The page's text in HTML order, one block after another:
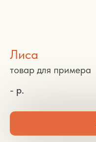
Лиса
товар для примера
- р.